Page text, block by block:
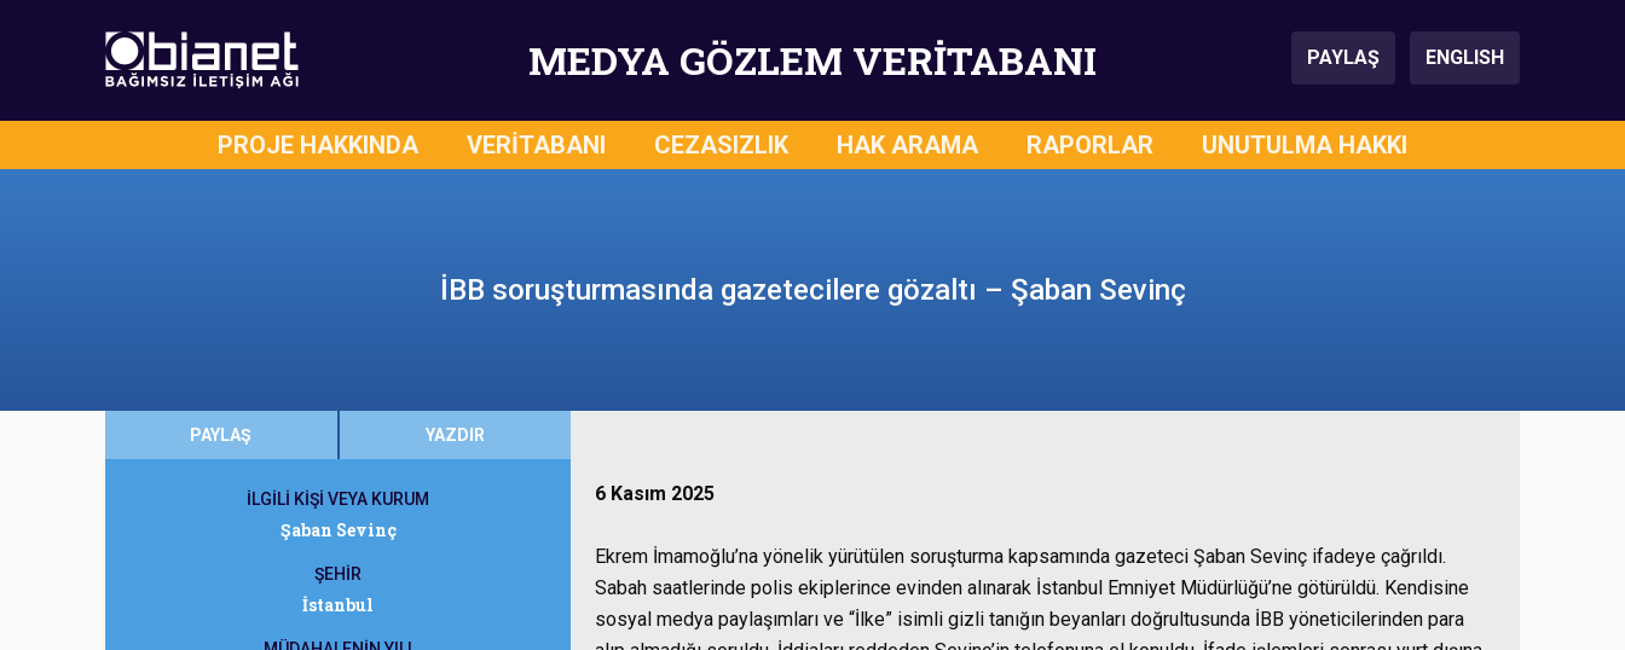
MEDYA GÖZLEM VERİTABANI PAYLAŞ ENGLISH
PROJE HAKKINDA VERİTABANI CEZASIZLIK HAK ARAMA RAPORLAR UNUTULMA HAKKI
İBB soruşturmasında gazetecilere gözaltı – Şaban Sevinç
PAYLAŞ YAZDIR
İLGİLİ KİŞİ VEYA KURUM
Şaban Sevinç
ŞEHİR
İstanbul
6 Kasım 2025
Ekrem İmamoğlu’na yönelik yürütülen soruşturma kapsamında gazeteci Şaban Sevinç ifadeye çağrıldı.
Sabah saatlerinde polis ekiplerince evinden alınarak İstanbul Emniyet Müdürlüğü’ne götürüldü. Kendisine
sosyal medya paylaşımları ve “İlke” isimli gizli tanığın beyanları doğrultusunda İBB yöneticilerinden para